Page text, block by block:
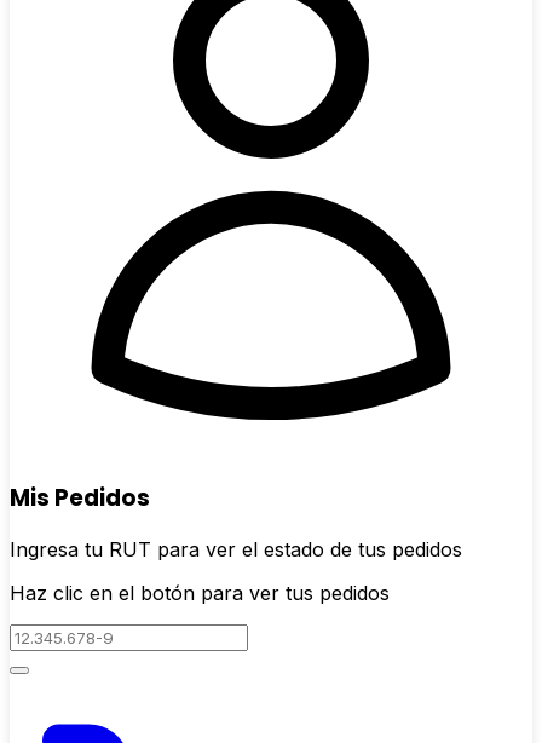
Mis Pedidos
Ingresa tu RUT para ver el estado de tus pedidos
Haz clic en el botón para ver tus pedidos